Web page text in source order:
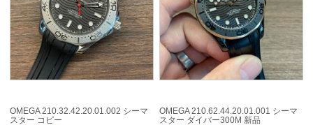
OMEGA 210.32.42.20.01.002 シーマ
スター コピー
OMEGA 210.62.44.20.01.001 シーマ
スター ダイバー300M 新品